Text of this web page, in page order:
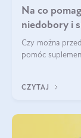
Na co
niedobory i
Czy można
pomóc
robić?
CZYTAJ